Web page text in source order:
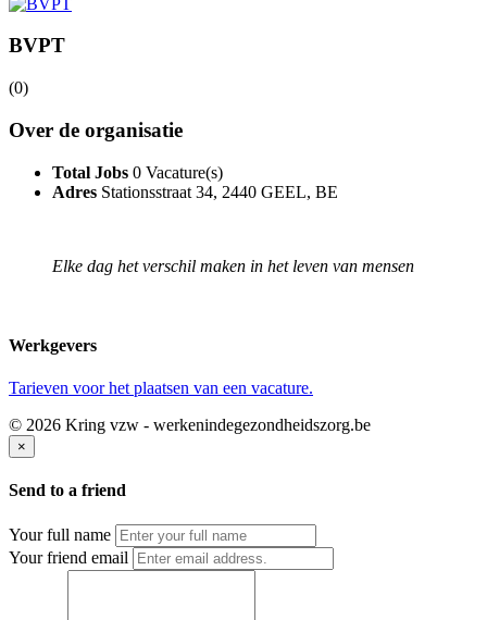
BVPT
(0)
Over de organisatie
Total Jobs 0 Vacature(s)
Adres Stationsstraat 34, 2440 GEEL, BE
Elke dag het verschil maken in het leven van mensen
Werkgevers
Tarieven voor het plaatsen van een vacature.
© 2026 Kring vzw - werkenindegezondheidszorg.be
×
Send to a friend
Your full name
Your friend email